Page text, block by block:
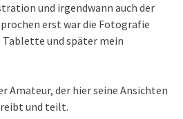
und irgendwann auch der
erst war die Fotografie
Tablette und später mein
Amateur, der hier seine Ansichten
und teilt.